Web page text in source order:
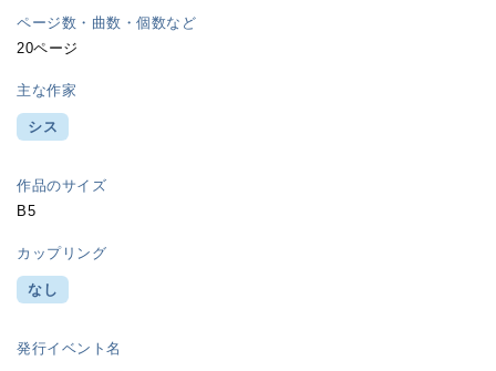
ページ数・曲数・個数など
20ページ
主な作家
シス
作品のサイズ
B5
カップリング
なし
発行イベント名